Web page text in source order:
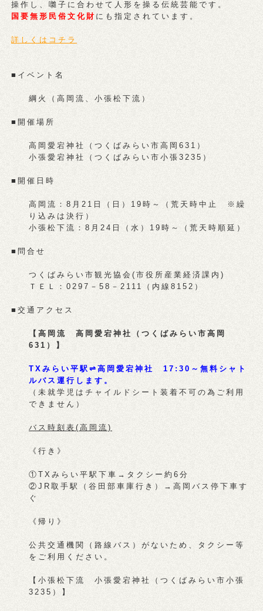
操作し、囃子に合わせて人形を操る伝統芸能です。
国要無形民俗文化財 にも指定されています。
詳しくはコチラ
■イベント名
綱火（高岡流、小張松下流）
■開催場所
高岡愛宕神社（つくばみらい市高岡631）
小張愛宕神社（つくばみらい市小張3235）
■開催日時
高岡流：8月21日（日）19時～（荒天時中止 ※繰
り込みは決行）
小張松下流：8月24日（水）19時～（荒天時順延）
■問合せ
つくばみらい市観光協会(市役所産業経済課内)
ＴＥＬ：0297－58－2111（内線8152）
■交通アクセス
【高岡流 高岡愛宕神社（つくばみらい市高岡
631）】
TXみらい平駅⇌高岡愛宕神社 17:30～無料シャト
ルバス運行します。
（未就学児はチャイルドシート装着不可の為ご利用
できません）
バス時刻表(高岡流)
《行き》
①TXみらい平駅下車→タクシー約6分
②JR取手駅（谷田部車庫行き）→高岡バス停下車す
ぐ
《帰り》
公共交通機関（路線バス）がないため、タクシー等
をご利用ください。
【小張松下流 小張愛宕神社（つくばみらい市小張
3235）】